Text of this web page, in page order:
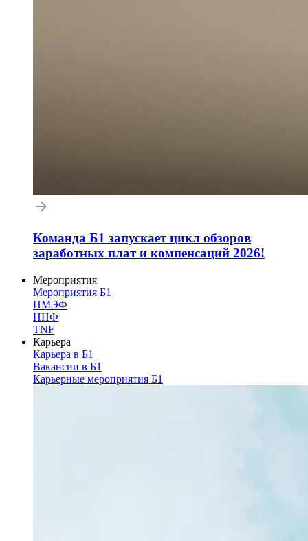
Команда Б1 запускает цикл обзоров
заработных плат и компенсаций 2026!
Мероприятия
Мероприятия Б1
ПМЭФ
ННФ
TNF
Карьера
Карьера в Б1
Вакансии в Б1
Карьерные мероприятия Б1